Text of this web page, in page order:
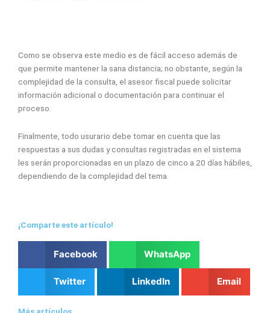
Como se observa este medio es de fácil acceso además de
que permite mantener la sana distancia; no obstante, según la
complejidad de la consulta, el asesor fiscal puede solicitar
información adicional o documentación para continuar el
proceso.
Finalmente, todo usurario debe tomar en cuenta que las
respuestas a sus dudas y consultas registradas en el sistema
les serán proporcionadas en un plazo de cinco a 20 días hábiles,
dependiendo de la complejidad del tema.
¡Comparte este artículo!
Facebook WhatsApp
Twitter LinkedIn Email
Más artículos